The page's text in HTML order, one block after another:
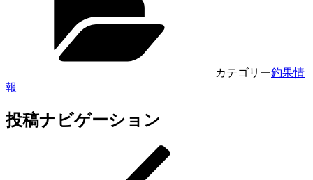
カテゴリー釣果情
報
投稿ナビゲーション